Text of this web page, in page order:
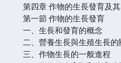
第四章 作物的生長發育及
第一節 作物的生長發育
一、生長和發育的概念
二、營養生長與生殖生長
三、作物生長的一般進程